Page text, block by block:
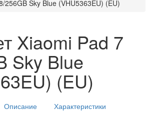
256GB Sky Blue (VHU5363EU) (EU)
Xiaomi Pad 7
Sky Blue
(EU)
Описание Характеристики